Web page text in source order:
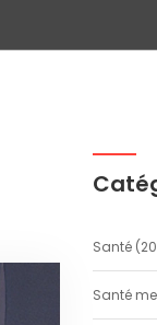
Santé
Santé